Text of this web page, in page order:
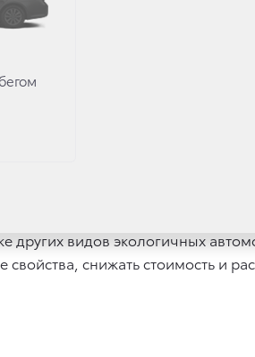
CO2 в атмосферу на 26
видов экологичных
снижать стоимость и